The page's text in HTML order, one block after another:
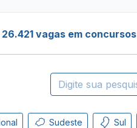
26.421 vagas em concursos
Sudeste Sul